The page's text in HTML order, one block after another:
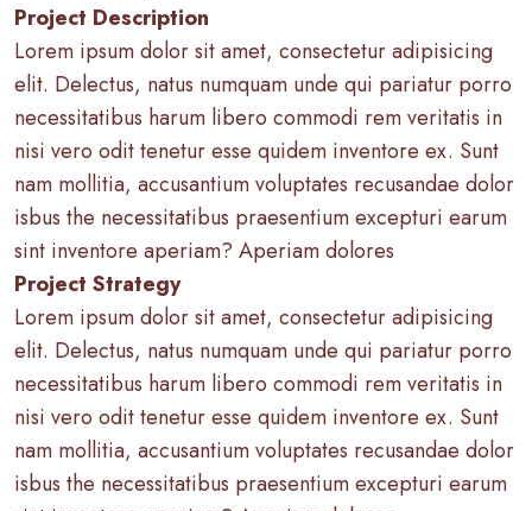
Project Description
Lorem ipsum dolor sit amet, consectetur adipisicing
elit. Delectus, natus numquam unde qui pariatur porro
necessitatibus harum libero commodi rem veritatis in
nisi vero odit tenetur esse quidem inventore ex. Sunt
nam mollitia, accusantium voluptates recusandae dolor
isbus the necessitatibus praesentium excepturi earum
sint inventore aperiam? Aperiam dolores
Project Strategy
Lorem ipsum dolor sit amet, consectetur adipisicing
elit. Delectus, natus numquam unde qui pariatur porro
necessitatibus harum libero commodi rem veritatis in
nisi vero odit tenetur esse quidem inventore ex. Sunt
nam mollitia, accusantium voluptates recusandae dolor
isbus the necessitatibus praesentium excepturi earum